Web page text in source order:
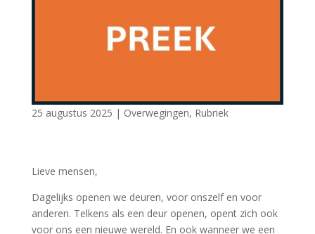
25 augustus 2025 | Overwegingen, Rubriek
Lieve mensen,
Dagelijks openen we deuren, voor onszelf en voor
anderen. Telkens als een deur openen, opent zich ook
voor ons een nieuwe wereld. En ook wanneer we een